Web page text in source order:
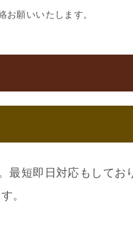
お願いいたします。
最短即日対応もしてお
。